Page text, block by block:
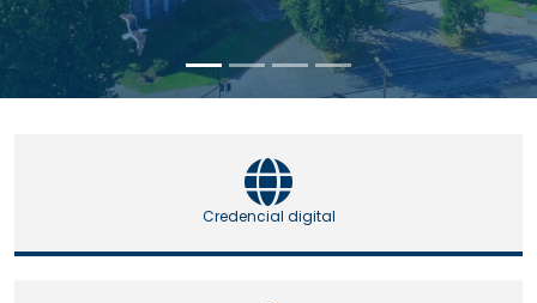
Credencial digital